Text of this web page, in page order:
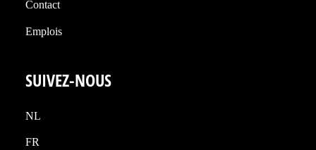
Contact
Emplois
SUIVEZ-NOUS
NL
FR